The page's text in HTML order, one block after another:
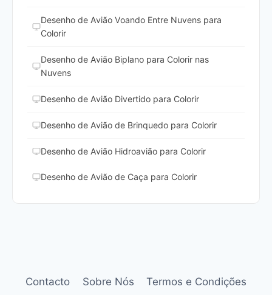
Desenho de Avião Voando Entre Nuvens para
Colorir
Desenho de Avião Biplano para Colorir nas
Nuvens
Desenho de Avião Divertido para Colorir
Desenho de Avião de Brinquedo para Colorir
Desenho de Avião Hidroavião para Colorir
Desenho de Avião de Caça para Colorir
Contacto Sobre Nós Termos e Condições